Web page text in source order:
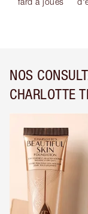
NOS
CHARLOTTE